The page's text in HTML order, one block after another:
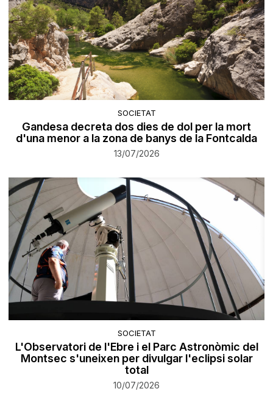
SOCIETAT
Gandesa decreta dos dies de dol per la mort
d'una menor a la zona de banys de la Fontcalda
13/07/2026
SOCIETAT
L'Observatori de l'Ebre i el Parc Astronòmic del
Montsec s'uneixen per divulgar l'eclipsi solar
total
10/07/2026